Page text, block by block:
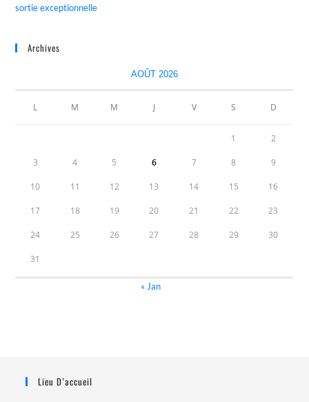
sortie exceptionnelle
Archives
AOÛT 2026
L M M J V S D
1 2
3 4 5 6 7 8 9
10 11 12 13 14 15 16
17 18 19 20 21 22 23
24 25 26 27 28 29 30
31
« Jan
Lieu D’accueil